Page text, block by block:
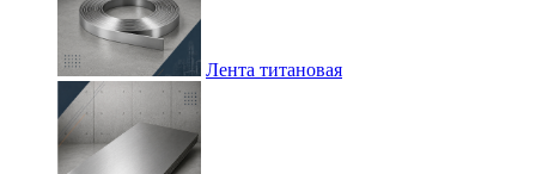
Лента титановая